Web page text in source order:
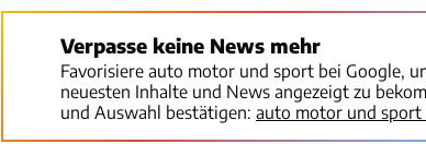
Verpasse keine News mehr
Favorisiere auto motor und sport bei Google,
neuesten Inhalte und News angezeigt zu
und Auswahl bestätigen: auto motor und sport